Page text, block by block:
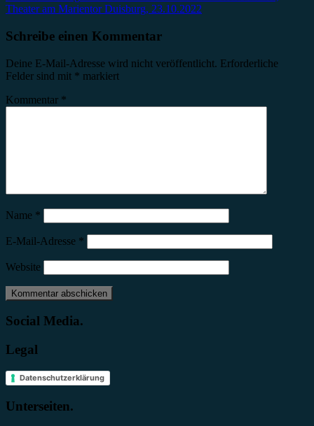
Theater am Marientor Duisburg, 23.10.2022
Schreibe einen Kommentar
Deine E-Mail-Adresse wird nicht veröffentlicht. Erforderliche
Felder sind mit * markiert
Kommentar *
Name *
E-Mail-Adresse *
Website
Social Media.
Legal
Datenschutzerklärung
Unterseiten.